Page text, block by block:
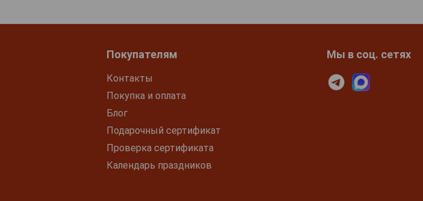
Покупателям
Контакты
Покупка и оплата
Блог
Подарочный сертификат
Проверка сертификата
Календарь праздников
Мы в соц. сетях